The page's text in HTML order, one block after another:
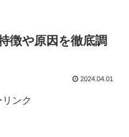
徴や原因を徹底調
2024.04.01
ンク